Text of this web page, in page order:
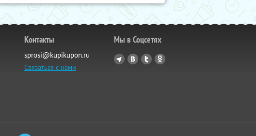
Контакты
sprosi@kupikupon.ru
Связаться с нами
Мы в Соцсетях